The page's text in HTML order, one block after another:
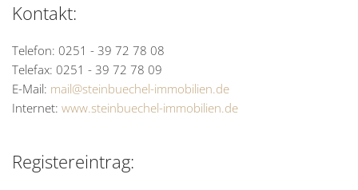
Kontakt:
Telefon: 0251 - 39 72 78 08
Telefax: 0251 - 39 72 78 09
E-Mail: mail@steinbuechel-immobilien.de
Internet: www.steinbuechel-immobilien.de
Registereintrag: